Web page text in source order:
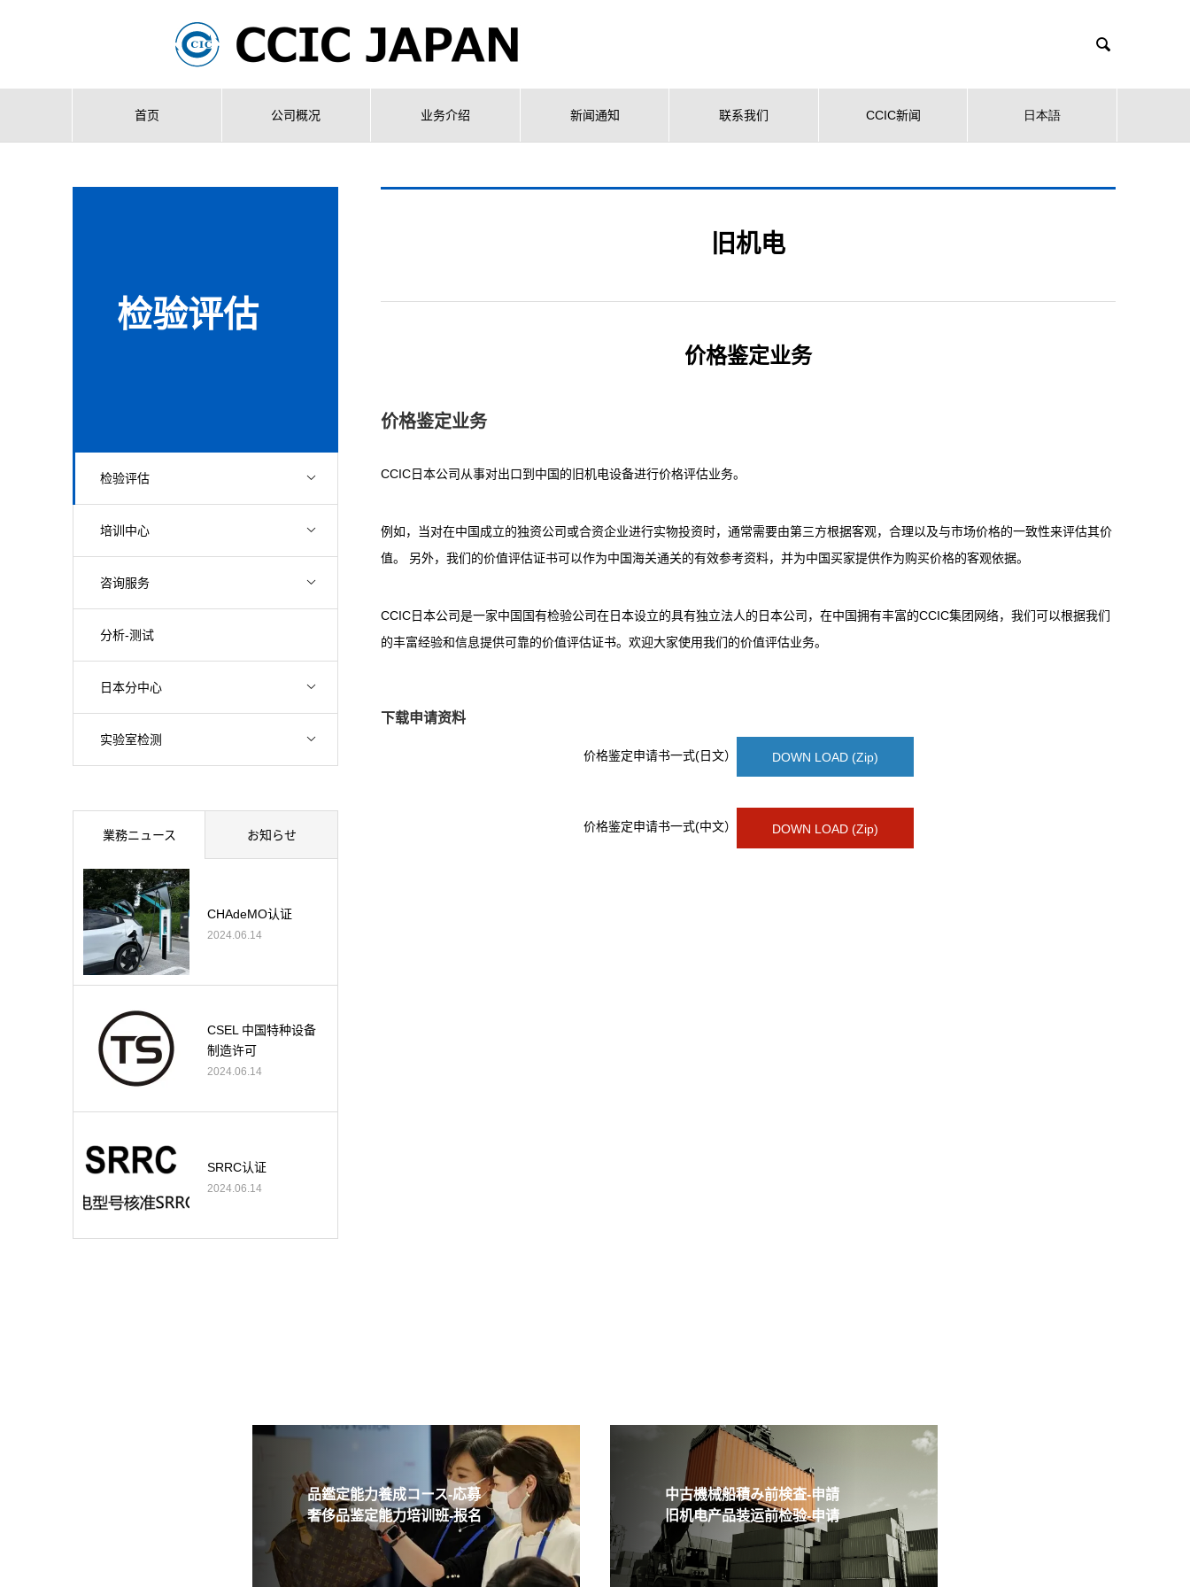

首页 公司概况 业务介绍 新闻通知 联系我们 CCIC新闻 日本語
检验评估
检验评估
培训中心
咨询服务
分析-测试
日本分中心
实验室检测
旧机电
价格鉴定业务
价格鉴定业务
CCIC日本公司从事对出口到中国的旧机电设备进行价格评估业务。
例如，当对在中国成立的独资公司或合资企业进行实物投资时，通常需要由第三方根据客观，合理以及与市场价格的一致性来评估其价
值。 另外，我们的价值评估证书可以作为中国海关通关的有效参考资料，并为中国买家提供作为购买价格的客观依据。
CCIC日本公司是一家中国国有检验公司在日本设立的具有独立法人的日本公司，在中国拥有丰富的CCIC集团网络，我们可以根据我们
的丰富经验和信息提供可靠的价值评估证书。欢迎大家使用我们的价值评估业务。
下载申请资料
价格鉴定申请书一式(日文） DOWN LOAD (Zip)
价格鉴定申请书一式(中文） DOWN LOAD (Zip)
業務ニュース お知らせ
CHAdeMO认证
2024.06.14
CSEL 中国特种设备
制造许可
2024.06.14
SRRC认证
2024.06.14
品鑑定能力養成コース-応募
奢侈品鉴定能力培训班-报名
中古機械船積み前検査-申請
旧机电产品装运前检验-申请